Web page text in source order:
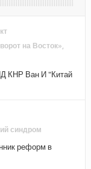
на Восток»,
КНР Ван И "Китай
синдром
реформ в